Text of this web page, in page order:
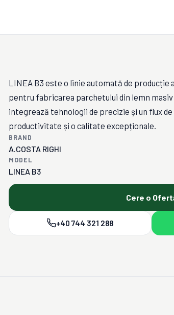
LINEA B3 este o linie automată de producție
pentru fabricarea parchetului din lemn
integrează tehnologii de precizie și un flux
productivitate și o calitate excepționale.
BRAND
A.COSTA RIGHI
MODEL
LINEA B3
Cere o
+40 744 321 288